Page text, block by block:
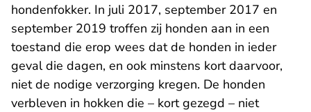
hondenfokker. In juli 2017, september 2017 en
september 2019 troffen zij honden aan in een
toestand die erop wees dat de honden in ieder
geval die dagen, en ook minstens kort daarvoor,
niet de nodige verzorging kregen. De honden
verbleven in hokken die – kort gezegd – niet